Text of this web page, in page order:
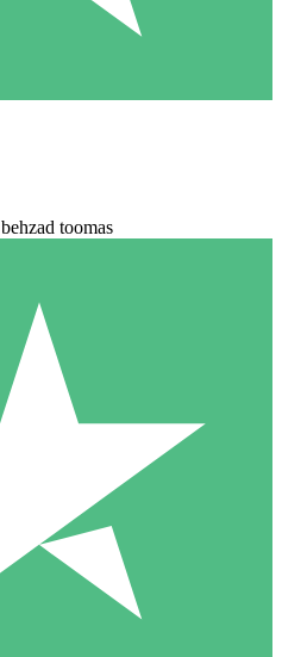
behzad toomas